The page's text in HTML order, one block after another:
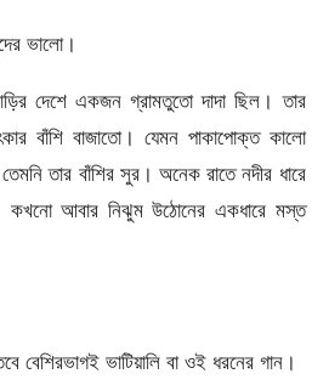
ভালো।
দেশে একজন গ্রামতুতো দাদা ছিল। তার
বাঁশি বাজাতো। যেমন পাকাপোক্ত কালো
তার বাঁশির সুর। অনেক রাতে নদীর ধারে
কখনো আবার নিঝুম উঠোনের একধারে মস্ত
ভাটিয়ালি বা ওই ধরনের গান।